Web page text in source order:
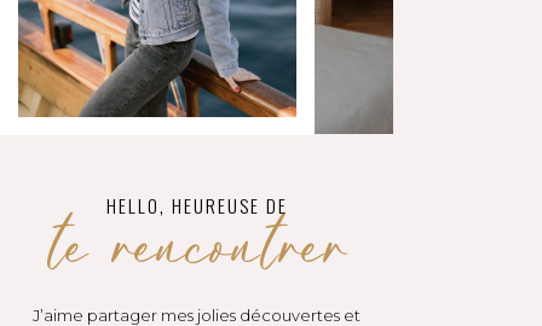
HELLO, HEUREUSE DE
te rencontrer
J’aime partager mes jolies découvertes et